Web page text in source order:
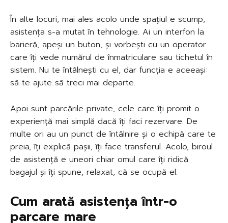
În alte locuri, mai ales acolo unde spațiul e scump,
asistența s-a mutat în tehnologie. Ai un interfon la
barieră, apeși un buton, și vorbești cu un operator
care îți vede numărul de înmatriculare sau tichetul în
sistem. Nu te întâlnești cu el, dar funcția e aceeași:
să te ajute să treci mai departe.
Apoi sunt parcările private, cele care îți promit o
experiență mai simplă dacă îți faci rezervare. De
multe ori au un punct de întâlnire și o echipă care te
preia, îți explică pașii, îți face transferul. Acolo, biroul
de asistență e uneori chiar omul care îți ridică
bagajul și îți spune, relaxat, că se ocupă el.
Cum arată asistența într-o
parcare mare